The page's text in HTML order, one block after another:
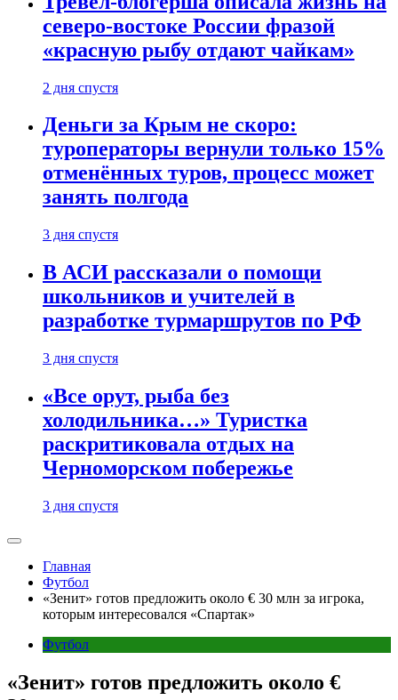
северо-востоке России фразой
«красную рыбу отдают чайкам»
2 дня спустя
Деньги за Крым не скоро:
туроператоры вернули только 15%
отменённых туров, процесс может
занять полгода
3 дня спустя
В АСИ рассказали о помощи
школьников и учителей в
разработке турмаршрутов по РФ
3 дня спустя
«Все орут, рыба без
холодильника…» Туристка
раскритиковала отдых на
Черноморском побережье
3 дня спустя
Главная
Футбол
«Зенит» готов предложить около € 30 млн за игрока,
которым интересовался «Спартак»
Футбол
«Зенит» готов предложить около €